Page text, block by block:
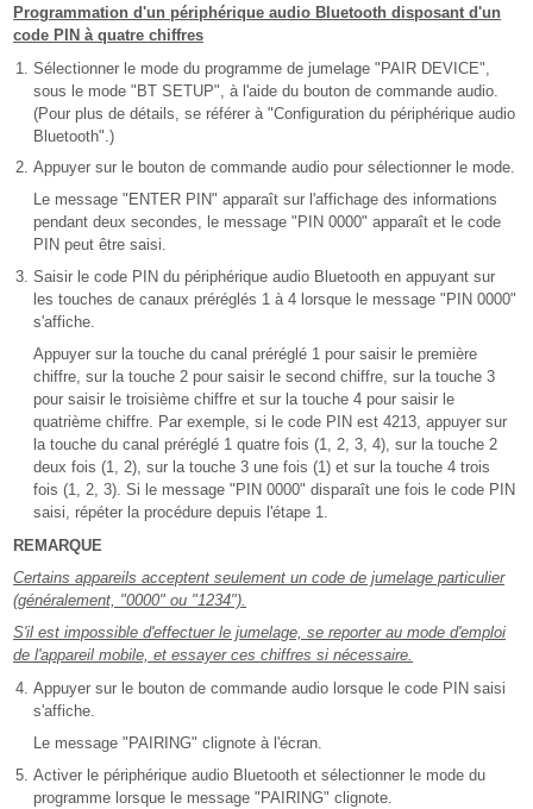
Programmation d'un périphérique audio Bluetooth disposant d'un
code PIN à quatre chiffres
Sélectionner le mode du programme de jumelage "PAIR DEVICE",
sous le mode "BT SETUP", à l'aide du bouton de commande audio.
(Pour plus de détails, se référer à "Configuration du périphérique audio
Bluetooth".)
Appuyer sur le bouton de commande audio pour sélectionner le mode.
Le message "ENTER PIN" apparaît sur l'affichage des informations
pendant deux secondes, le message "PIN 0000" apparaît et le code
PIN peut être saisi.
Saisir le code PIN du périphérique audio Bluetooth en appuyant sur
les touches de canaux préréglés 1 à 4 lorsque le message "PIN 0000"
s'affiche.
Appuyer sur la touche du canal préréglé 1 pour saisir le première
chiffre, sur la touche 2 pour saisir le second chiffre, sur la touche 3
pour saisir le troisième chiffre et sur la touche 4 pour saisir le
quatrième chiffre. Par exemple, si le code PIN est 4213, appuyer sur
la touche du canal préréglé 1 quatre fois (1, 2, 3, 4), sur la touche 2
deux fois (1, 2), sur la touche 3 une fois (1) et sur la touche 4 trois
fois (1, 2, 3). Si le message "PIN 0000" disparaît une fois le code PIN
saisi, répéter la procédure depuis l'étape 1.
REMARQUE
Certains appareils acceptent seulement un code de jumelage particulier
(généralement, "0000" ou "1234").
S'il est impossible d'effectuer le jumelage, se reporter au mode d'emploi
de l'appareil mobile, et essayer ces chiffres si nécessaire.
Appuyer sur le bouton de commande audio lorsque le code PIN saisi
s'affiche.
Le message "PAIRING" clignote à l'écran.
Activer le périphérique audio Bluetooth et sélectionner le mode du
programme lorsque le message "PAIRING" clignote.